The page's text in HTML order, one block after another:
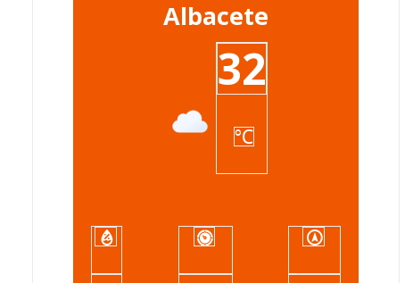
Albacete
32
°C